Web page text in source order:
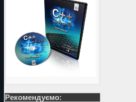
Рекомендуємо: